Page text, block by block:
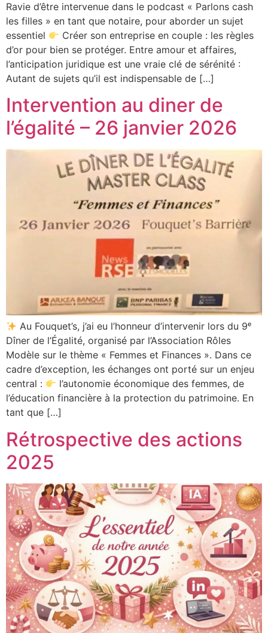
Ravie d’être intervenue dans le podcast « Parlons cash
les filles » en tant que notaire, pour aborder un sujet
essentiel
Créer son entreprise en couple : les règles
d’or pour bien se protéger. Entre amour et affaires,
l’anticipation juridique est une vraie clé de sérénité :
Autant de sujets qu’il est indispensable de […]
Intervention au diner de
l’égalité – 26 janvier 2026
Au Fouquet’s, j’ai eu l’honneur d’intervenir lors du 9ᵉ
Dîner de l’Égalité, organisé par l’Association Rôles
Modèle sur le thème « Femmes et Finances ». Dans ce
cadre d’exception, les échanges ont porté sur un enjeu
central :
l’autonomie économique des femmes, de
l’éducation financière à la protection du patrimoine. En
tant que […]
Rétrospective des actions
2025